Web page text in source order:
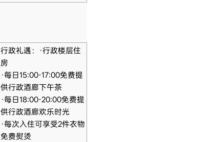
行政礼遇：·行政楼层住
房
·每日15:00-17:00免费提
供行政酒廊下午茶
·每日18:00-20:00免费提
供行政酒廊欢乐时光
·每次入住可享受2件衣物
免费熨烫